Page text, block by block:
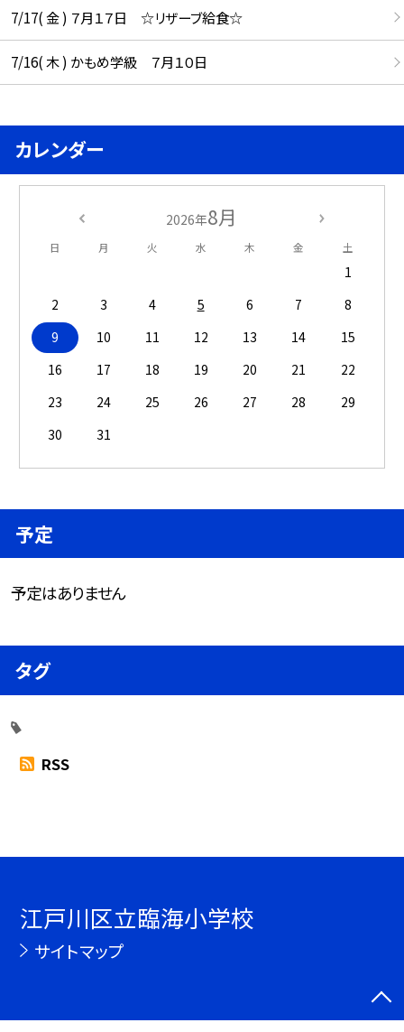
7/17( 金 ) ７月１７日 ☆リザーブ給食☆
7/16( 木 ) かもめ学級 ７月１０日
カレンダー
2026年8月
日 月 火 水 木 金 土
1
2
3 4 5 6 7
8
9
10 11 12 13 14
15
16
17 18 19 20 21
22
23
24 25 26 27 28
29
30
31
予定
予定はありません
タグ
RSS
江戸川区立臨海小学校
サイトマップ